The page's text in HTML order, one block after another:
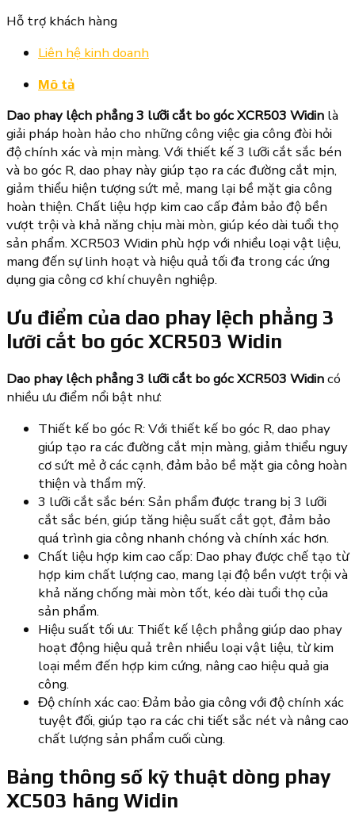
Hỗ trợ khách hàng
Liên hệ kinh doanh
Mô tả
Dao phay lệch phẳng 3 lưỡi cắt bo góc XCR503 Widin là
giải pháp hoàn hảo cho những công việc gia công đòi hỏi
độ chính xác và mịn màng. Với thiết kế 3 lưỡi cắt sắc bén
và bo góc R, dao phay này giúp tạo ra các đường cắt mịn,
giảm thiểu hiện tượng sứt mẻ, mang lại bề mặt gia công
hoàn thiện. Chất liệu hợp kim cao cấp đảm bảo độ bền
vượt trội và khả năng chịu mài mòn, giúp kéo dài tuổi thọ
sản phẩm. XCR503 Widin phù hợp với nhiều loại vật liệu,
mang đến sự linh hoạt và hiệu quả tối đa trong các ứng
dụng gia công cơ khí chuyên nghiệp.
Ưu điểm của dao phay lệch phẳng 3
lưỡi cắt bo góc XCR503 Widin
Dao phay lệch phẳng 3 lưỡi cắt bo góc XCR503 Widincó
nhiều ưu điểm nổi bật như:
Thiết kế bo góc R: Với thiết kế bo góc R, dao phay
giúp tạo ra các đường cắt mịn màng, giảm thiểu nguy
cơ sứt mẻ ở các cạnh, đảm bảo bề mặt gia công hoàn
thiện và thẩm mỹ.
3 lưỡi cắt sắc bén: Sản phẩm được trang bị 3 lưỡi
cắt sắc bén, giúp tăng hiệu suất cắt gọt, đảm bảo
quá trình gia công nhanh chóng và chính xác hơn.
Chất liệu hợp kim cao cấp: Dao phay được chế tạo từ
hợp kim chất lượng cao, mang lại độ bền vượt trội và
khả năng chống mài mòn tốt, kéo dài tuổi thọ của
sản phẩm.
Hiệu suất tối ưu: Thiết kế lệch phẳng giúp dao phay
hoạt động hiệu quả trên nhiều loại vật liệu, từ kim
loại mềm đến hợp kim cứng, nâng cao hiệu quả gia
công.
Độ chính xác cao: Đảm bảo gia công với độ chính xác
tuyệt đối, giúp tạo ra các chi tiết sắc nét và nâng cao
chất lượng sản phẩm cuối cùng.
Bảng thông số kỹ thuật dòng phay
XC503 hãng Widin